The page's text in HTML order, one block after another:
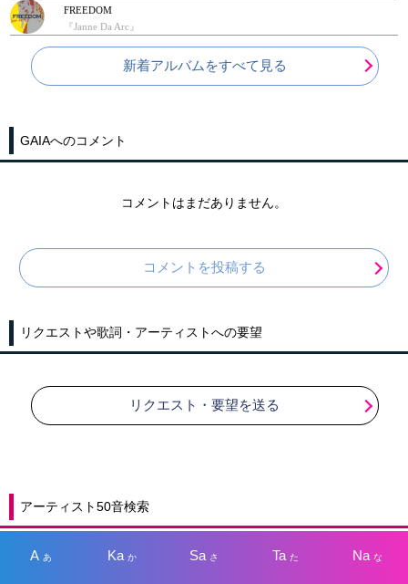
FREEDOM
『Janne Da Arc』
新着アルバムをすべて見る
GAIAへのコメント
コメントはまだありません。
コメントを投稿する
リクエストや歌詞・アーティストへの要望
リクエスト・要望を送る
アーティスト50音検索
A あ Kaか Sa さ Taた Na な